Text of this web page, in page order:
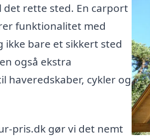
det rette sted. En carport
funktionalitet med
bare et sikkert sted
også ekstra
haveredskaber, cykler og
pris.dk gør vi det nemt